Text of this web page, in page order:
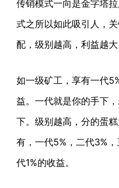
传销模式一向是金字塔
式之所以如此吸引人，
配，级别越高，利益越大
如一级矿工，享有一代
益。一代就是你的手下
下。级别越高，分的蛋
有，一代5%，二代3%
代1%的收益。